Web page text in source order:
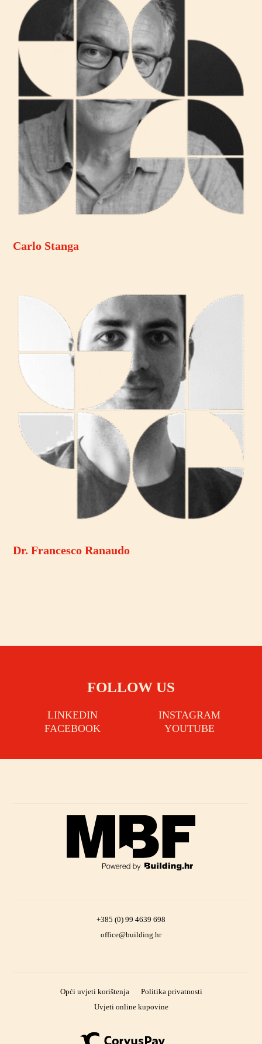
Carlo Stanga
Dr. Francesco Ranaudo
FOLLOW US
LINKEDIN
INSTAGRAM
FACEBOOK
YOUTUBE
+385 (0) 99 4639 698
office@building.hr
Opći uvjeti korištenja
Politika privatnosti
Uvjeti online kupovine